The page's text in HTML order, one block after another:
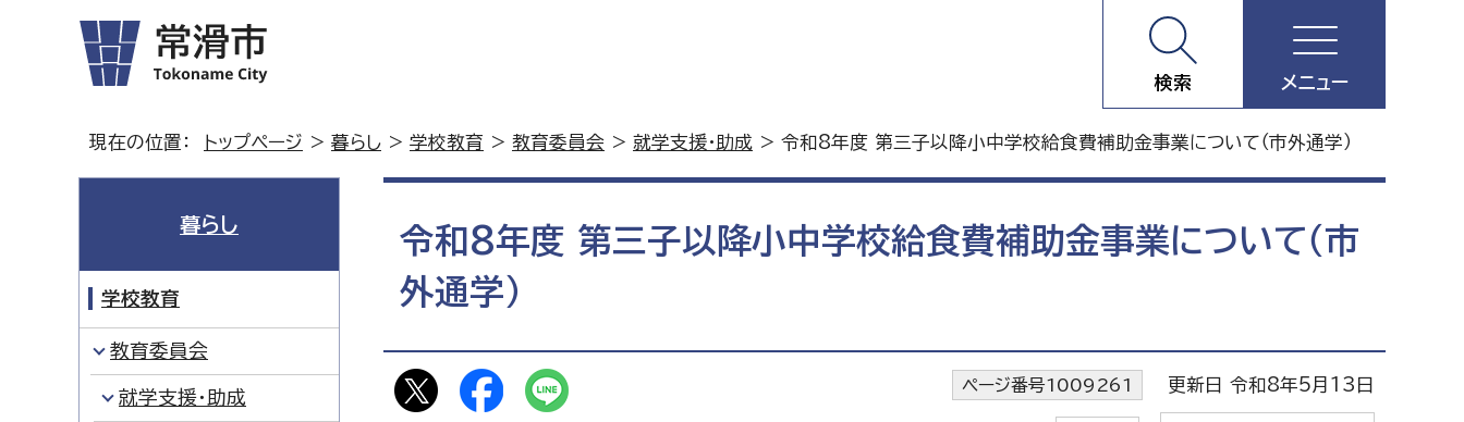
検索 メニュー
現在の位置： トップページ > 暮らし > 学校教育 > 教育委員会 > 就学支援・助成 > 令和8年度 第三子以降小中学校給食費補助金事業について（市外通学）
令和8年度 第三子以降小中学校給食費補助金事業について（市
外通学）
ページ番号1009261 更新日 令和8年5月13日
暮らし
学校教育
教育委員会
就学支援・助成